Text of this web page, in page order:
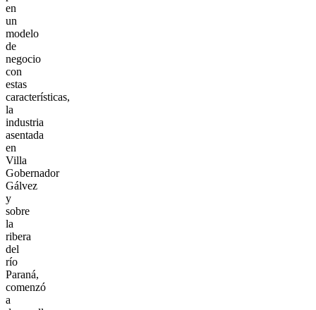
en
un
modelo
de
negocio
con
estas
características,
la
industria
asentada
en
Villa
Gobernador
Gálvez
y
sobre
la
ribera
del
río
Paraná,
comenzó
a